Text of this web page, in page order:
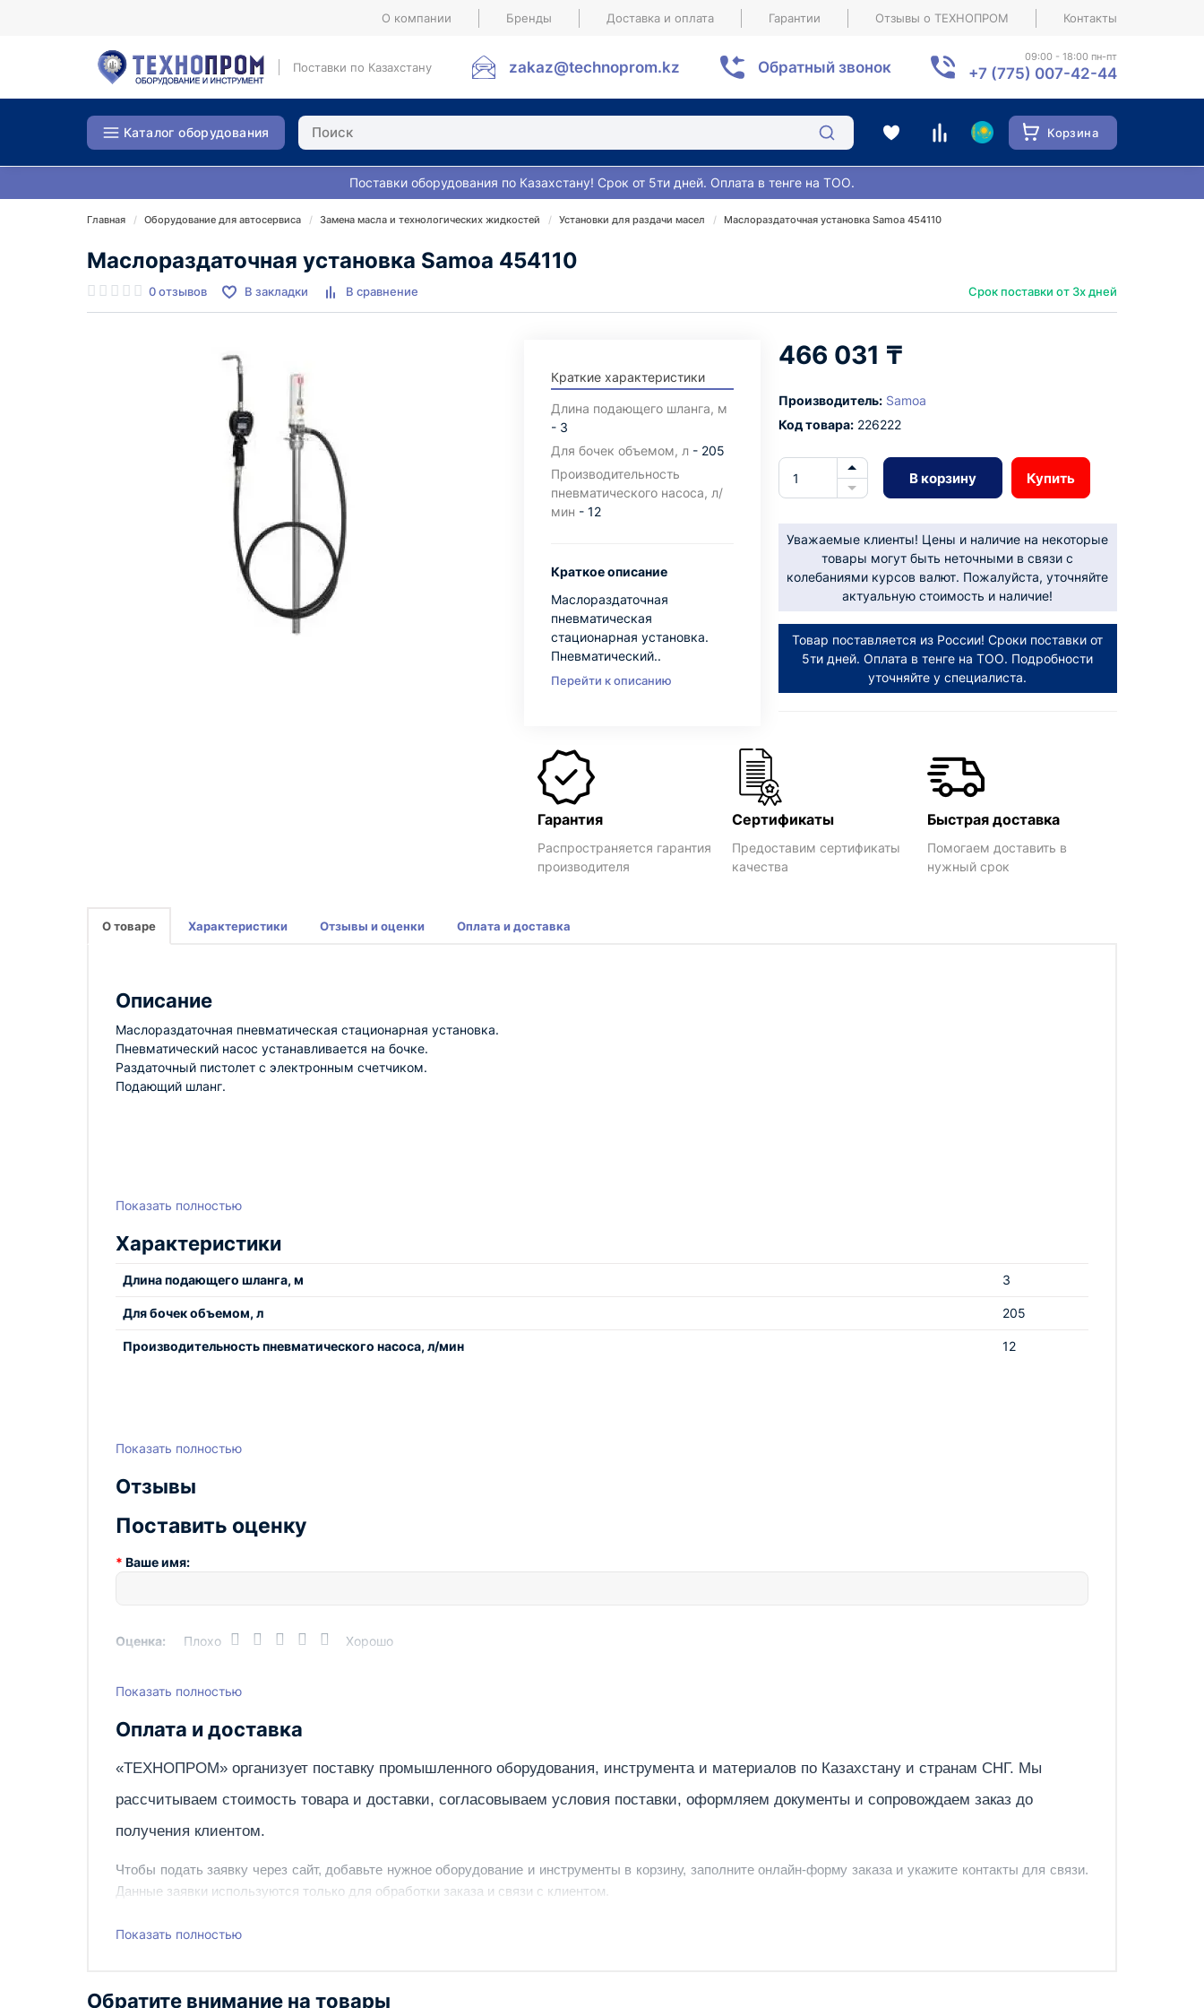
О компании Бренды Доставка и оплата Гарантии Отзывы о ТЕХНОПРОМ Контакты
Поставки по Казахстану zakaz@technoprom.kz Обратный звонок
09:00 - 18:00 пн-пт
+7 (775) 007-42-44
Каталог оборудования Корзина
Поставки оборудования по Казахстану! Срок от 5ти дней. Оплата в тенге на ТОО.
Главная Оборудование для автосервиса Замена масла и технологических жидкостей Установки для раздачи масел Маслораздаточная установка Samoa 454110
Маслораздаточная установка Samoa 454110
0 отзывов В закладки В сравнение Срок поставки от 3х дней
Краткие характеристики
Длина подающего шланга, м
- 3
Для бочек объемом, л - 205
Производительность
пневматического насоса, л/
мин - 12
Краткое описание
Маслораздаточная
пневматическая
стационарная установка.
Пневматический..
Перейти к описанию
466 031 ₸
Производитель: Samoa
Код товара:226222
В корзину Купить
Уважаемые клиенты! Цены и наличие на некоторые
товары могут быть неточными в связи с
колебаниями курсов валют. Пожалуйста, уточняйте
актуальную стоимость и наличие!
Товар поставляется из России! Сроки поставки от
5ти дней. Оплата в тенге на ТОО. Подробности
уточняйте у специалиста.
Гарантия
Распространяется гарантия
производителя
Сертификаты
Предоставим сертификаты
качества
Быстрая доставка
Помогаем доставить в
нужный срок
О товаре Характеристики Отзывы и оценки Оплата и доставка
Описание
Маслораздаточная пневматическая стационарная установка.
Пневматический насос устанавливается на бочке.
Раздаточный пистолет с электронным счетчиком.
Подающий шланг.
Показать полностью
Характеристики
Длина подающего шланга, м 3
Для бочек объемом, л 205
Производительность пневматического насоса, л/мин 12
Показать полностью
Отзывы
Поставить оценку
Ваше имя:
Оценка: Плохо Хорошо
Написать отзыв
Показать полностью
Оплата и доставка
«ТЕХНОПРОМ» организует поставку промышленного оборудования, инструмента и материалов по Казахстану и странам СНГ. Мы
рассчитываем стоимость товара и доставки, согласовываем условия поставки, оформляем документы и сопровождаем заказ до
получения клиентом.
Чтобы подать заявку через сайт, добавьте нужное оборудование и инструменты в корзину, заполните онлайн-форму заказа и укажите контакты для связи.
Данные заявки используются только для обработки заказа и связи с клиентом.
Наш сотрудник свяжется с вами, чтобы подтвердить заявку, уточнить детали, рассчитать стоимость поставки и предложить удобный вариант доставки.
Показать полностью
Обратите внимание на товары